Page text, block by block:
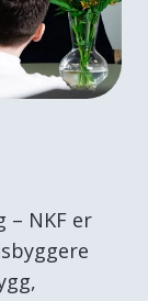
– NKF er